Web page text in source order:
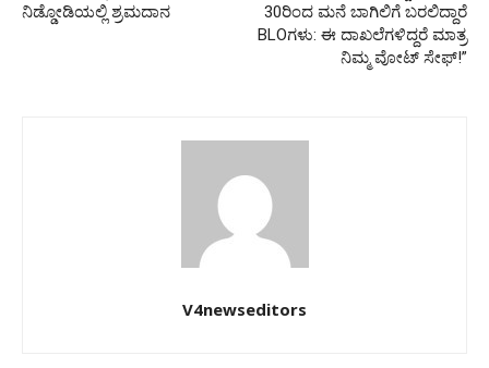
ನಿಡ್ಡೋಡಿಯಲ್ಲಿ ಶ್ರಮದಾನ
30ರಿಂದ ಮನೆ ಬಾಗಿಲಿಗೆ ಬರಲಿದ್ದಾರೆ
BLOಗಳು: ಈ ದಾಖಲೆಗಳಿದ್ದರೆ ಮಾತ್ರ
ನಿಮ್ಮ ವೋಟ್ ಸೇಫ್!”
V4newseditors